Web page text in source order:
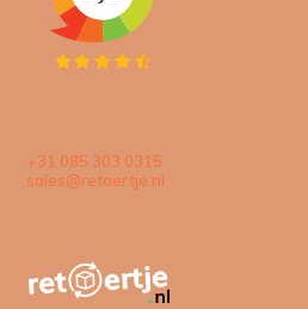
+31 085 303 0315
sales@retoertje.nl